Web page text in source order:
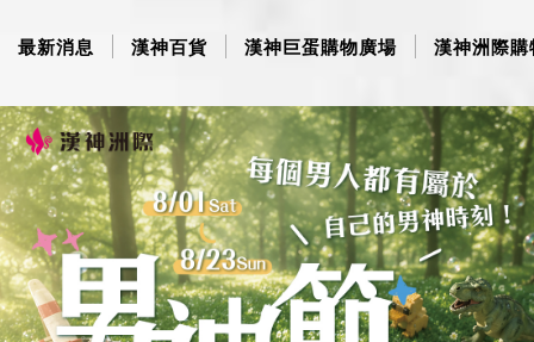
最新消息 漢神百貨 漢神巨蛋購物廣場 漢神洲際購